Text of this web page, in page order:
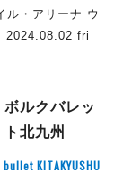
ル・アリーナ ウ
2024.08.02 fri
ボルクバレッ
ト北九州
bullet KITAKYUSHU